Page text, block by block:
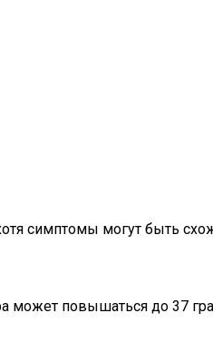
симптомы могут быть
может повышаться до 37